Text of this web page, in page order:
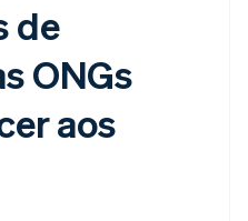
de
ONGs
aos